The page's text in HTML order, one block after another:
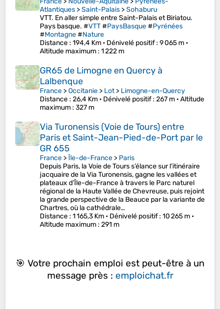
Atlantiques >Saint-Palais >Sohaburu
VTT. En aller simple entre Saint-Palais et Biriatou.
Pays basque. #VTT#PaysBasque#Pyrénées
#Montagne#Nature
Distance : 194,4 Km • Dénivelé positif: 9 065 m •
Altitude maximum : 1 222 m
GR65 de Limogne en Quercy à
Lalbenque
France >Occitanie > Lot> Limogne-en-Quercy
Distance : 26,4 Km • Dénivelé positif: 267 m •Altitude
maximum : 327 m
Via Turonensis (Voie de Tours) entre
Paris et Saint-Jean-Pied-de-Port par le
GR 655
France >Île-de-France > Paris
Depuis Paris, la Voie de Tours s’élance sur l’itinéraire
jacquaire de la Via Turonensis, gagne les vallées et
plateaux d’Île-de-France à travers le Parc naturel
régional de la Haute Vallée de Chevreuse, puis rejoint
la grande perspective de la Beauce par la variante de
Chartres, où la cathédrale…
Distance : 1 165,3 Km • Dénivelé positif: 10 265 m •
Altitude maximum : 291 m
🎯 Votre prochain emploi est peut-être à un
message près : emploichat.fr